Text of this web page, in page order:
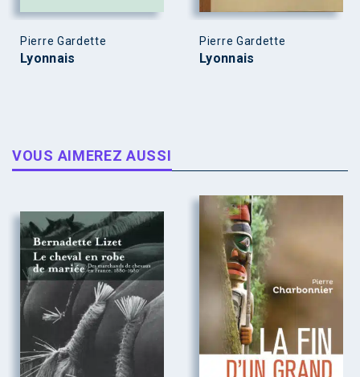
Pierre Gardette
Lyonnais
Pierre Gardette
Lyonnais
VOUS AIMEREZ AUSSI